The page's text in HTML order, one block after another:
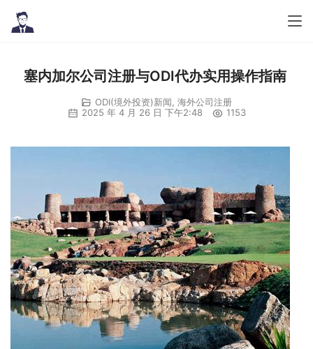
塞内加尔公司注册与ODI代办实用操作指南
ODI(境外投资)新闻 海外公司注册
2025 年 4 月 26 日 下午2:48
1153